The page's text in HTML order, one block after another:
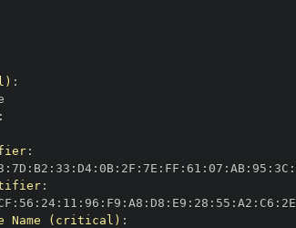
:
:
:
: 7D : B2 : 33 : D4: 0B: 2F : 7E : FF : 61 : 07 : AB: 95 : 3C :
:
: 56 : 24: 11 : 96 : F9 : A8 : D8 : E9 : 28 : 55 : A2 : C6 : 2E
Name (critical) :